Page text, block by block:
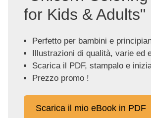
for Kids & Adults"
Perfetto per bambini e
Illustrazioni di qualità, varie ed
Scarica il PDF, stampalo e
Prezzo promo !
Scarica il mio eBook in PDF